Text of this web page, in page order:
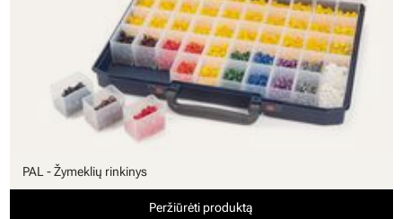
PAL - Žymeklių rinkinys
Peržiūrėti produktą